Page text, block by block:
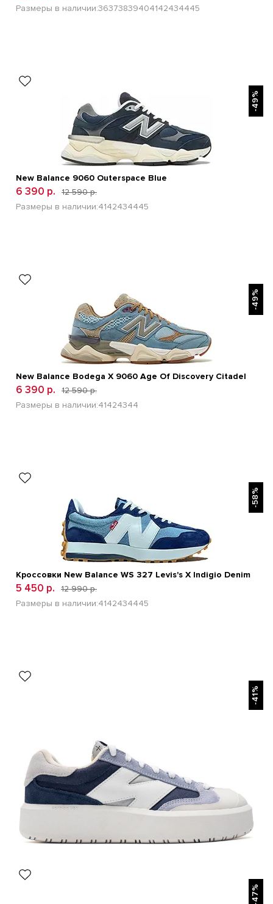
Размеры в наличии:36373839404142434445
-49%
New Balance 9060 Outerspace Blue
6 390 р.
12 590 р.
Размеры в наличии:4142434445
-49%
New Balance Bodega X 9060 Age Of Discovery Citadel
6 390 р.
12 590 р.
Размеры в наличии:41424344
-58%
Кроссовки New Balance WS 327 Levis's X Indigio Denim
5 450 р.
12 990 р.
Размеры в наличии:4142434445
-41%
-47%